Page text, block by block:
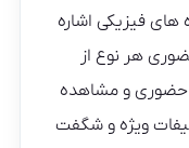
های فیزیکی اشاره
هر نوع از
حضوری و مشاهده
ویژه و شگفت